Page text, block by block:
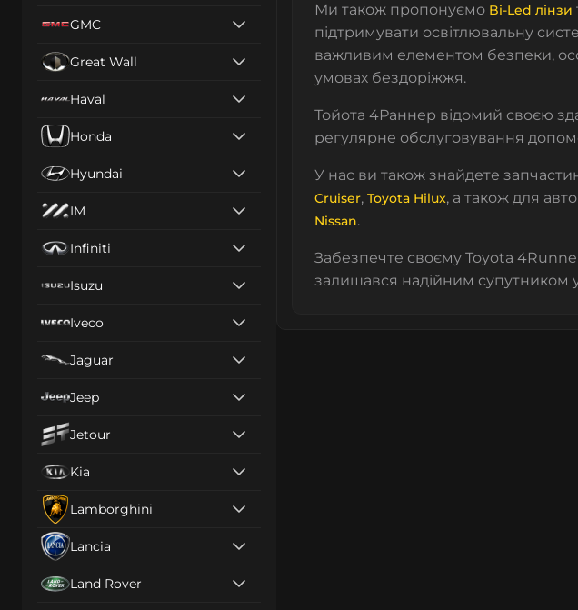
GMC
Great Wall
Haval
Honda
Hyundai
IM
Infiniti
Isuzu
Iveco
Jaguar
Jeep
Jetour
Kia
Lamborghini
Lancia
Land Rover
Ми також пропонуємо Bi-Led лінзи
підтримувати освітлювальну
важливим елементом безпеки,
умовах бездоріжжя.
Тойота 4Раннер відомий своєю
регулярне обслуговування
У нас ви також знайдете
Cruiser, Toyota Hilux, а також для
Nissan.
Забезпечте своєму Toyota
залишався надійним супутником